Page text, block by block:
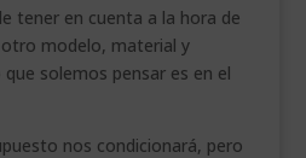
tener en cuenta a la hora de
modelo, material y
solemos pensar es en el
nos condicionará, pero